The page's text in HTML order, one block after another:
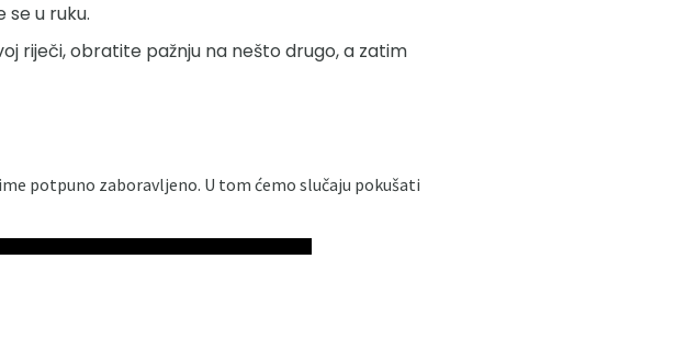
u ruku.
riječi, obratite pažnju na nešto drugo, a zatim
potpuno zaboravljeno. U tom ćemo slučaju pokušati